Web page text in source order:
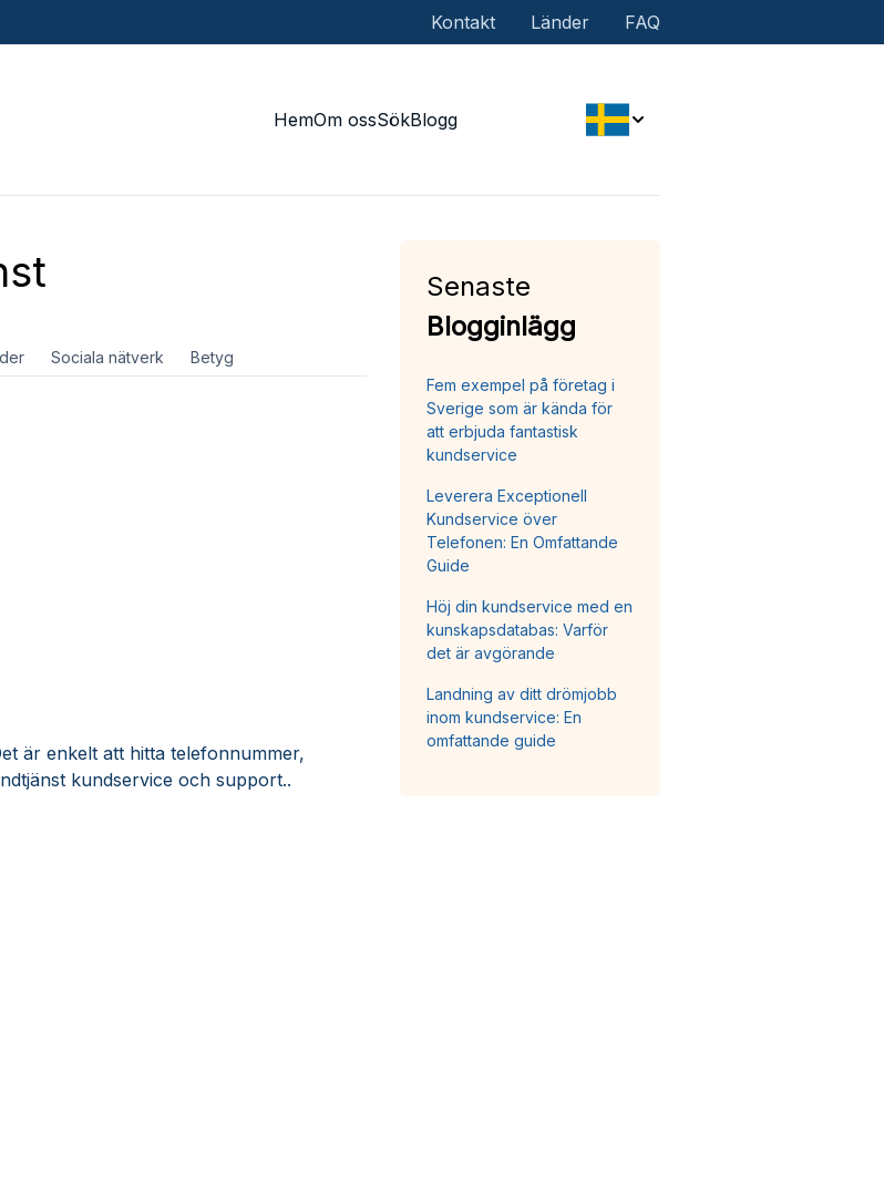
Kontakt Länder FAQ
HemOm ossSökBlogg
Sociala nätverk Betyg
är enkelt att hitta telefonnummer,
kundservice och support..
Senaste
Blogginlägg
Fem exempel på företag i
Sverige som är kända för
att erbjuda fantastisk
kundservice
Leverera Exceptionell
Kundservice över
Telefonen: En Omfattande
Guide
Höj din kundservice med en
kunskapsdatabas: Varför
det är avgörande
Landning av ditt drömjobb
inom kundservice: En
omfattande guide